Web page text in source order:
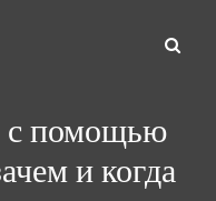
с помощью
и когда